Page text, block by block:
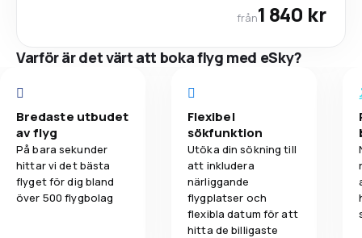
från1 840 kr
Varför är det värt att boka flyg med eSky?
Bredaste utbudet
av flyg
På bara sekunder
hittar vi det bästa
flyget för dig bland
över 500 flygbolag
Flexibel
sökfunktion
Utöka din sökning till
att inkludera
närliggande
flygplatser och
flexibla datum för att
hitta de billigaste